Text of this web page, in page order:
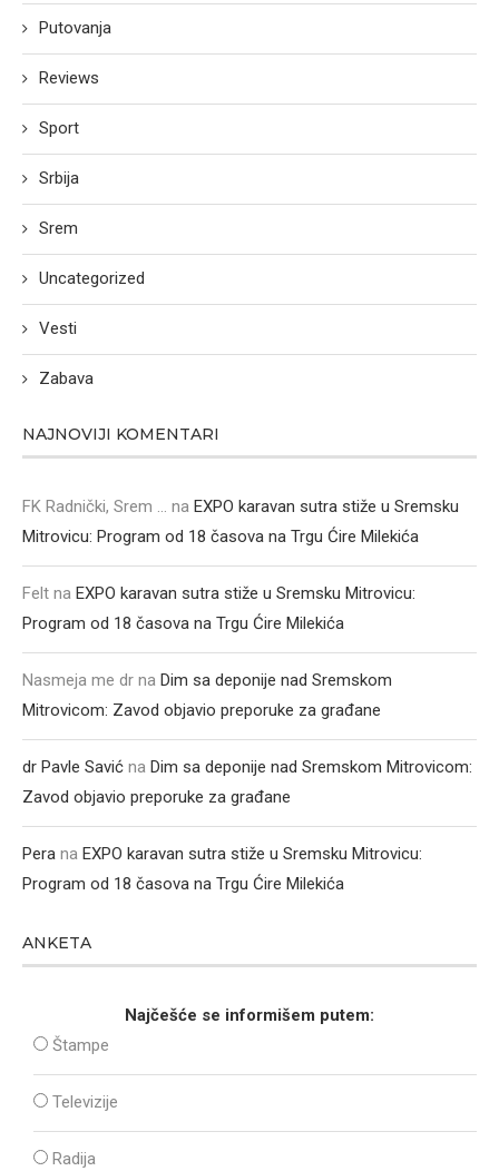
Putovanja
Reviews
Sport
Srbija
Srem
Uncategorized
Vesti
Zabava
NAJNOVIJI KOMENTARI
FK Radnički, Srem ... na EXPO karavan sutra stiže u Sremsku
Mitrovicu: Program od 18 časova na Trgu Ćire Milekića
Felt na EXPO karavan sutra stiže u Sremsku Mitrovicu:
Program od 18 časova na Trgu Ćire Milekića
Nasmeja me dr na Dim sa deponije nad Sremskom
Mitrovicom: Zavod objavio preporuke za građane
dr Pavle Savić na Dim sa deponije nad Sremskom Mitrovicom:
Zavod objavio preporuke za građane
Pera na EXPO karavan sutra stiže u Sremsku Mitrovicu:
Program od 18 časova na Trgu Ćire Milekića
ANKETA
Najčešće se informišem putem:
Štampe
Televizije
Radija